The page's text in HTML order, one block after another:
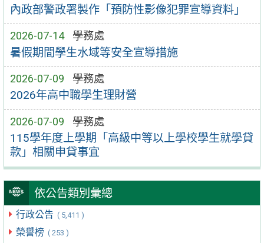
內政部警政署製作「預防性影像犯罪宣導資料」
2026-07-14 學務處
暑假期間學生水域等安全宣導措施
2026-07-09 學務處
2026年高中職學生理財營
2026-07-09 學務處
115學年度上學期「高級中等以上學校學生就學貸
款」相關申貸事宜
依公告類別彙總
行政公告 ( 5,411 )
榮譽榜 ( 253 )